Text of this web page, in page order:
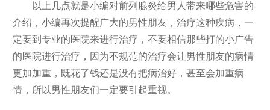
以上几点就是小编对前列腺炎给男人带来哪些危害的
介绍，小编再次提醒广大的男性朋友，治疗这种疾病，一
定要到专业的医院来进行治疗，不要相信那些打的小广告
的医院进行治疗，因为不规范的治疗会让男性朋友的病情
更加加重，既花了钱还是没有把病治好，甚至会加重病
情，所以男性朋友们一定要引起重视。